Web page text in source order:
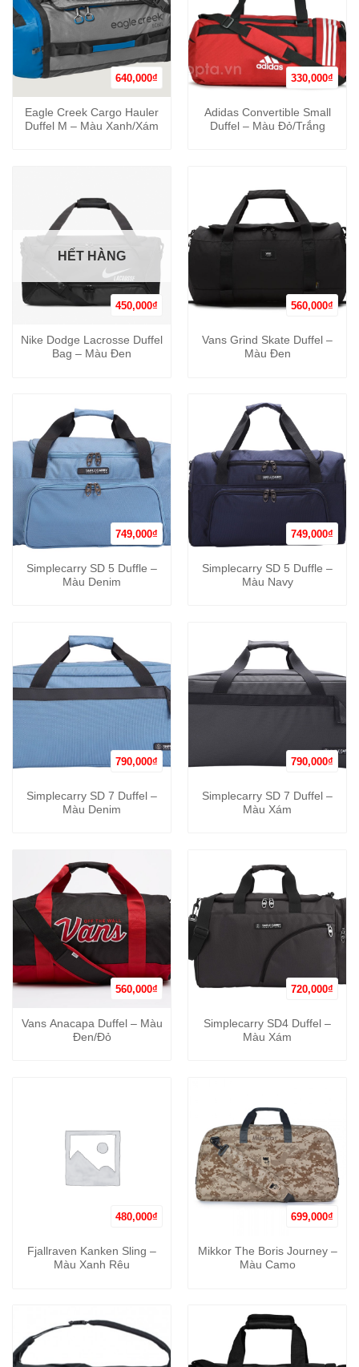
640,000₫
Eagle Creek Cargo Hauler
Duffel M – Màu Xanh/Xám
330,000₫
Adidas Convertible Small
Duffel – Màu Đỏ/Trắng
450,000₫
HẾT HÀNG
Nike Dodge Lacrosse Duffel
Bag – Màu Đen
560,000₫
Vans Grind Skate Duffel –
Màu Đen
749,000₫
Simplecarry SD 5 Duffle –
Màu Denim
749,000₫
Simplecarry SD 5 Duffle –
Màu Navy
790,000₫
Simplecarry SD 7 Duffel –
Màu Denim
790,000₫
Simplecarry SD 7 Duffel –
Màu Xám
560,000₫
Vans Anacapa Duffel – Màu
Đen/Đỏ
720,000₫
Simplecarry SD4 Duffel –
Màu Xám
480,000₫
Fjallraven Kanken Sling –
Màu Xanh Rêu
699,000₫
Mikkor The Boris Journey –
Màu Camo